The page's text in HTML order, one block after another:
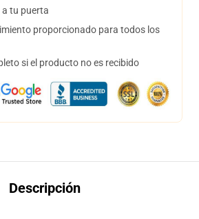
tu puerta
proporcionado para todos los
si el producto no es recibido
Descripción